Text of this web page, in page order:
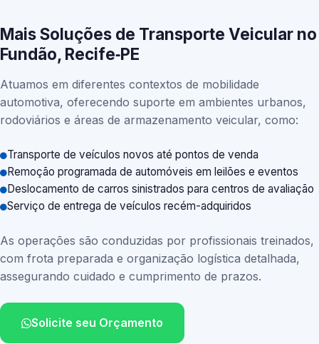
Mais Soluções de Transporte Veicular no
Fundão, Recife‑PE
Atuamos em diferentes contextos de mobilidade
automotiva, oferecendo suporte em ambientes urbanos,
rodoviários e áreas de armazenamento veicular, como:
Transporte de veículos novos até pontos de venda
Remoção programada de automóveis em leilões e eventos
Deslocamento de carros sinistrados para centros de avaliação
Serviço de entrega de veículos recém-adquiridos
As operações são conduzidas por profissionais treinados,
com frota preparada e organização logística detalhada,
assegurando cuidado e cumprimento de prazos.
Solicite seu Orçamento